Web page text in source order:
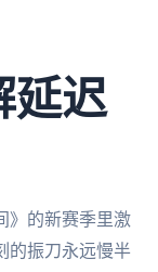
延迟
》的新赛季里激
的振刀永远慢半